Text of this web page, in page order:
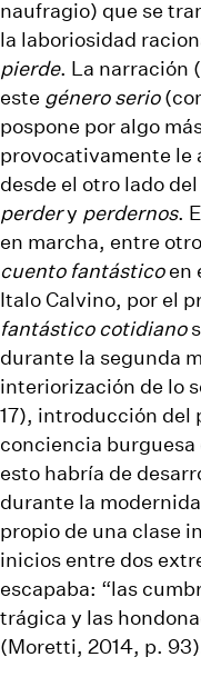
naufragio) que se
la laboriosidad
pierde. La narración
este género serio
pospone por algo
provocativamente le
desde el otro lado
perdery perdernos.
en marcha, entre
cuento fantásticoen
Italo Calvino, por el
fantástico cotidiano
durante la segunda
interiorización de lo
17), introducción del
conciencia
esto habría de
durante la
propio de una clase
inicios entre dos
escapaba: “las
trágica y las
(Moretti, 2014, p.